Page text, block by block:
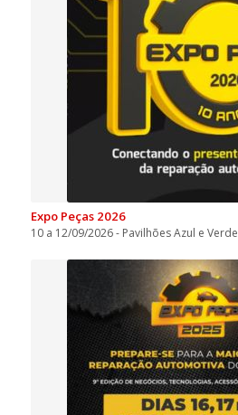
Expo Peças 2026
10 a 12/09/2026 - Pavilhões Azul e Verde